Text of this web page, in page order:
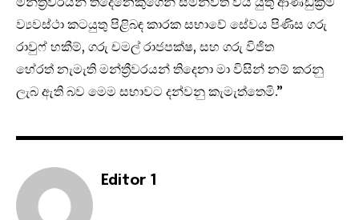
ව්‍යවස්ථා කටයුතු පිළිබඳ කාරක සභාවේ සේවය පිණිස ගරු
රාවුෆ් හකීම්, ගරු චමල් රාජපක්ෂ, සහ ගරු විජිත
හේරත් නැමැති මන්ත්‍රීවරයන් තිදෙනා මා විසින් නම් කරනු
ලැබ ඇති බව මෙම සභාවට දන්වනු කැමැත්තෙමි.”
Editor 1